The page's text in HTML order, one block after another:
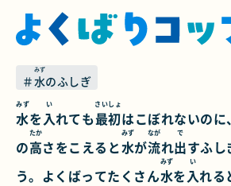
＃水
みず
のふしぎ
水
みず
を入
い
れても最初
さいしょ
はこぼれないのに、
の高
たか
さをこえると水
みず
が流
なが
れ出
で
すふし
う。よくばってたくさん水
みず
を入
い
れる